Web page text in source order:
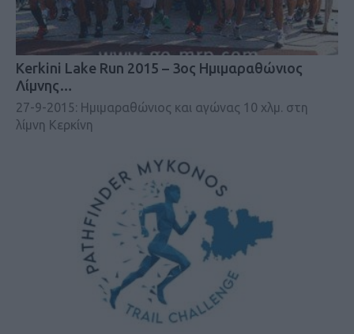
Kerkini Lake Run 2015 – 3ος Ημιμαραθώνιος
Λίμνης…
27-9-2015: Ημιμαραθώνιος και αγώνας 10 χλμ. στη
λίμνη Κερκίνη